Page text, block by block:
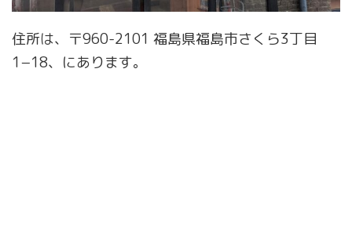
住所は、〒960-2101 福島県福島市さくら3丁目
1−18、にあります。